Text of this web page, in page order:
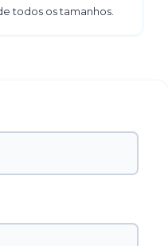
todos os tamanhos.